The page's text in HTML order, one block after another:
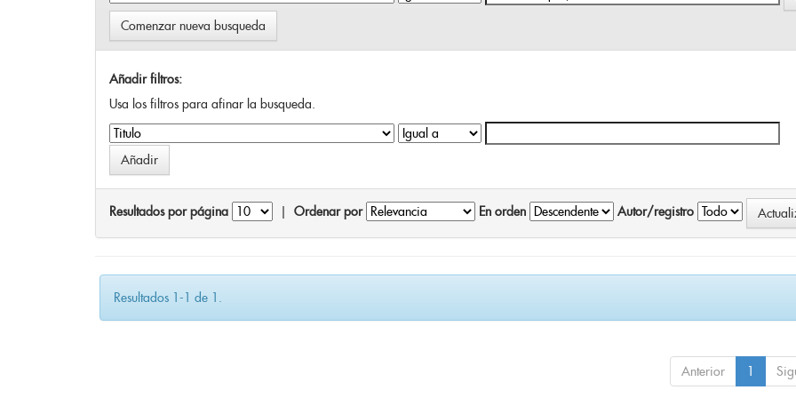
Comenzar nueva busqueda
Añadir filtros:
Usa los filtros para afinar la busqueda.
Resultados por página Ordenar por En orden Autor/registro
Resultados 1-1 de 1.
Anterior 1